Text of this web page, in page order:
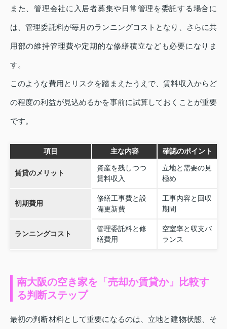
また、管理会社に入居者募集や日常管理を委託する場合に
は、管理委託料が毎月のランニングコストとなり、さらに共
用部の維持管理費や定期的な修繕積立なども必要になりま
す。
このような費用とリスクを踏まえたうえで、賃料収入からど
の程度の利益が見込めるかを事前に試算しておくことが重要
です。
項目 主な内容 確認のポイント
賃貸のメリット
資産を残しつつ
賃料収入
立地と需要の見
極め
初期費用
修繕工事費と設
備更新費
工事内容と回収
期間
ランニングコスト
管理委託料と修
繕費用
空室率と収支バ
ランス
南大阪の空き家を「売却か賃貸か」比較す
る判断ステップ
最初の判断材料として重要になるのは、立地と建物状態、そ